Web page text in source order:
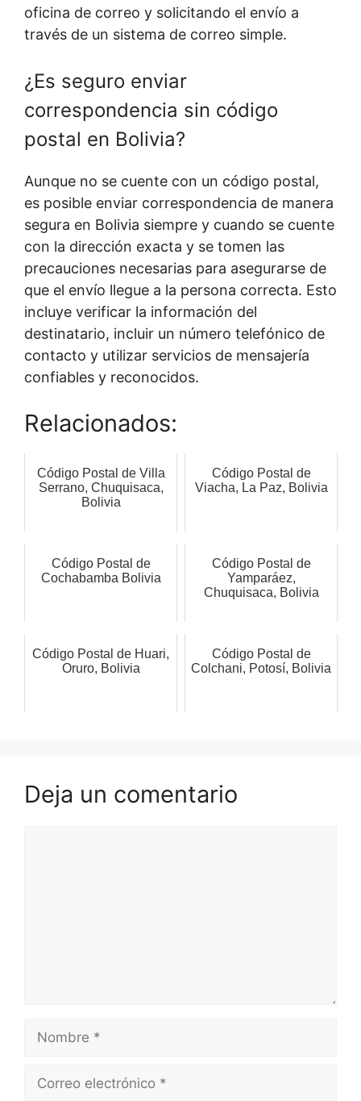
oficina de correo y solicitando el envío a
través de un sistema de correo simple.
¿Es seguro enviar
correspondencia sin código
postal en Bolivia?
Aunque no se cuente con un código postal,
es posible enviar correspondencia de manera
segura en Bolivia siempre y cuando se cuente
con la dirección exacta y se tomen las
precauciones necesarias para asegurarse de
que el envío llegue a la persona correcta. Esto
incluye verificar la información del
destinatario, incluir un número telefónico de
contacto y utilizar servicios de mensajería
confiables y reconocidos.
Relacionados:
Código Postal de Villa
Serrano, Chuquisaca,
Bolivia
Código Postal de
Viacha, La Paz, Bolivia
Código Postal de
Cochabamba Bolivia
Código Postal de
Yamparáez,
Chuquisaca, Bolivia
Código Postal de Huari,
Oruro, Bolivia
Código Postal de
Colchani, Potosí, Bolivia
Deja un comentario
Nombre
Correo